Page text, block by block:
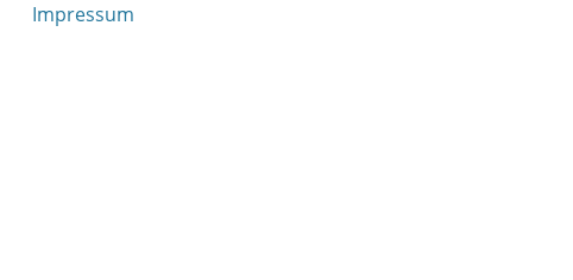
Impressum